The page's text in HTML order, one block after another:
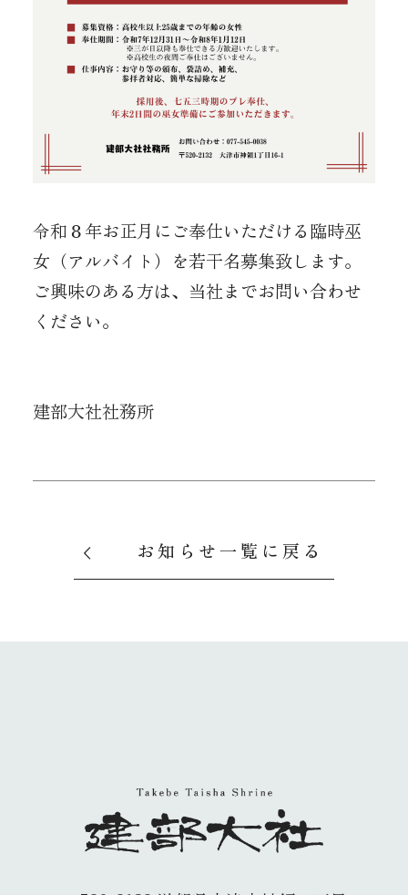
令和８年お正月にご奉仕いただける臨時巫
女（アルバイト）を若干名募集致します。
ご興味のある方は、当社までお問い合わせ
ください。
建部大社社務所
お知らせ一覧に戻る